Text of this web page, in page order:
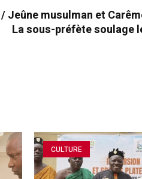
Jeûne musulman et
La sous-préfète soulage
CULTURE